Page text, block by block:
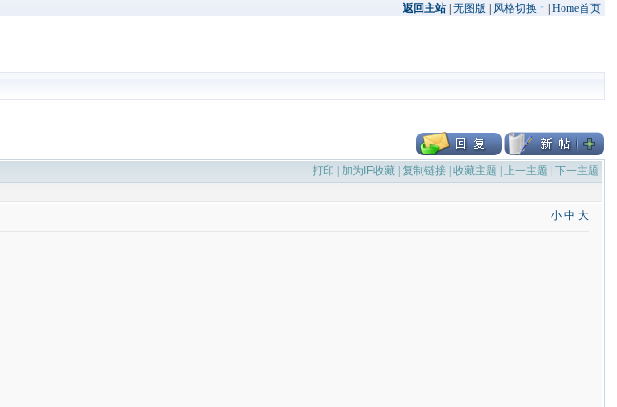
返回主站| 无图版 风格切换 Home首页
打印 | 加为IE收藏| 复制链接| 收藏主题 | 上一主题 | 下一主题
小 中 大